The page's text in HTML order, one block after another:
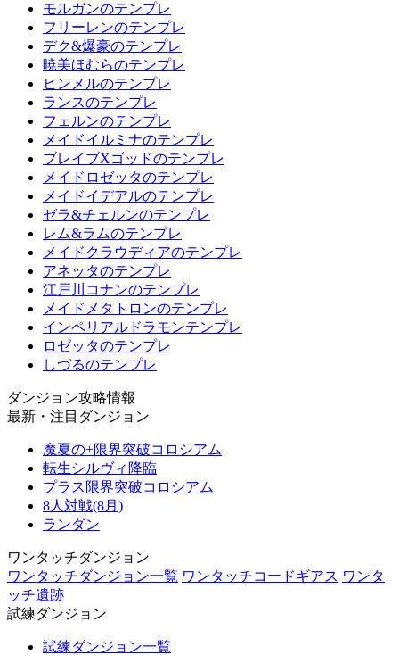
モルガンのテンプレ
フリーレンのテンプレ
デク&爆豪のテンプレ
暁美ほむらのテンプレ
ヒンメルのテンプレ
ランスのテンプレ
フェルンのテンプレ
メイドイルミナのテンプレ
ブレイブXゴッドのテンプレ
メイドロゼッタのテンプレ
メイドイデアルのテンプレ
ゼラ&チェルンのテンプレ
レム&ラムのテンプレ
メイドクラウディアのテンプレ
アネッタのテンプレ
江戸川コナンのテンプレ
メイドメタトロンのテンプレ
インペリアルドラモンテンプレ
ロゼッタのテンプレ
しづるのテンプレ
ダンジョン攻略情報
最新・注目ダンジョン
魔夏の+限界突破コロシアム
転生シルヴィ降臨
プラス限界突破コロシアム
8人対戦(8月)
ランダン
ワンタッチダンジョン
ワンタッチダンジョン一覧 ワンタッチコードギアス ワンタ
ッチ遺跡
試練ダンジョン
試練ダンジョン一覧